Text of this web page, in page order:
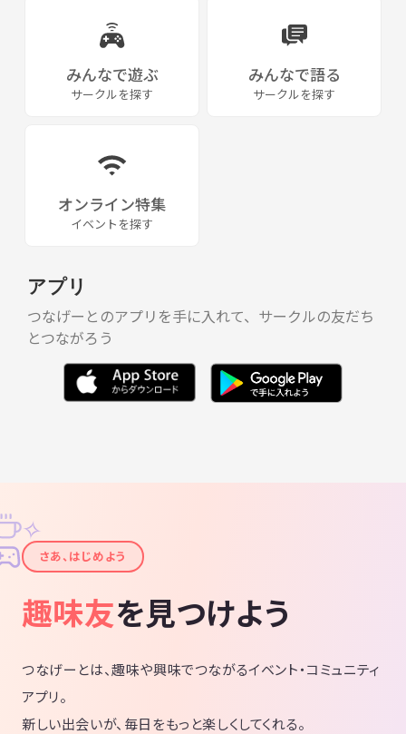
みんなで遊ぶ
サークルを探す
みんなで語る
サークルを探す
オンライン特集
イベントを探す
アプリ
つなげーとのアプリを手に入れて、サークルの友だち
とつながろう
✦
✧
さあ、はじめよう
趣味友を見つけよう
つなげーとは、趣味や興味でつながるイベント・コミュニティ
アプリ。
新しい出会いが、毎日をもっと楽しくしてくれる。